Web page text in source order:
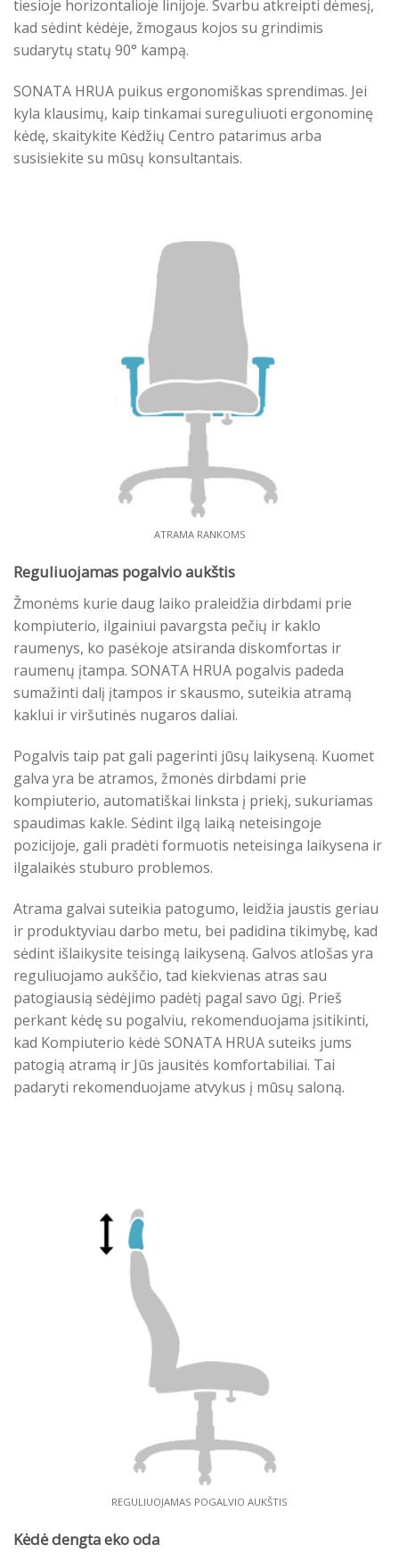
tiesioje horizontalioje linijoje. Svarbu atkreipti dėmesį,
kad sėdint kėdėje, žmogaus kojos su grindimis
sudarytų statų 90° kampą.
SONATA HRUA puikus ergonomiškas sprendimas. Jei
kyla klausimų, kaip tinkamai sureguliuoti ergonominę
kėdę, skaitykite Kėdžių Centro patarimus arba
susisiekite su mūsų konsultantais.
ATRAMA RANKOMS
Reguliuojamas pogalvio aukštis
Žmonėms kurie daug laiko praleidžia dirbdami prie
kompiuterio, ilgainiui pavargsta pečių ir kaklo
raumenys, ko pasėkoje atsiranda diskomfortas ir
raumenų įtampa. SONATA HRUA pogalvis padeda
sumažinti dalį įtampos ir skausmo, suteikia atramą
kaklui ir viršutinės nugaros daliai.
Pogalvis taip pat gali pagerinti jūsų laikyseną. Kuomet
galva yra be atramos, žmonės dirbdami prie
kompiuterio, automatiškai linksta į priekį, sukuriamas
spaudimas kakle. Sėdint ilgą laiką neteisingoje
pozicijoje, gali pradėti formuotis neteisinga laikysena ir
ilgalaikės stuburo problemos.
Atrama galvai suteikia patogumo, leidžia jaustis geriau
ir produktyviau darbo metu, bei padidina tikimybę, kad
sėdint išlaikysite teisingą laikyseną. Galvos atlošas yra
reguliuojamo aukščio, tad kiekvienas atras sau
patogiausią sėdėjimo padėtį pagal savo ūgį. Prieš
perkant kėdę su pogalviu, rekomenduojama įsitikinti,
kad Kompiuterio kėdė SONATA HRUA suteiks jums
patogią atramą ir Jūs jausitės komfortabiliai. Tai
padaryti rekomenduojame atvykus į mūsų saloną.
REGULIUOJAMAS POGALVIO AUKŠTIS
Kėdė dengta eko oda